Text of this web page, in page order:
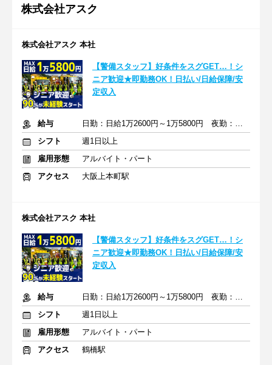
株式会社アスク
株式会社アスク 本社
【警備スタッフ】好条件をスグGET…！シ
ニア歓迎★即勤務OK！日払い/日給保障/安
定収入
給与
日勤：日給1万2600円～1万5800円 夜勤：日給1万4475～1万7175円
シフト
週1日以上
雇用形態
アルバイト・パート
アクセス
大阪上本町駅
株式会社アスク 本社
【警備スタッフ】好条件をスグGET…！シ
ニア歓迎★即勤務OK！日払い/日給保障/安
定収入
給与
日勤：日給1万2600円～1万5800円 夜勤：日給1万4475～1万7175円
シフト
週1日以上
雇用形態
アルバイト・パート
アクセス
鶴橋駅